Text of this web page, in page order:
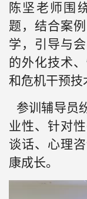
陈坚老师围
题，结合案
学，引导与
的外化技术
和危机干预技
参训辅导员
业性、针对
谈话、心理
康成长。